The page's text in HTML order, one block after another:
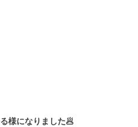
様になりました🥟